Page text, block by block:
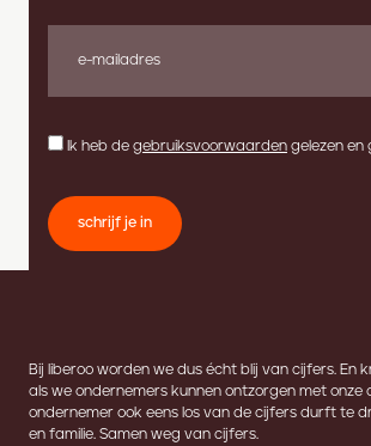
Ik heb de gebruiksvoorwaarden gelezen en
schrijf je in
Bij liberoo worden we dus écht blij van cijfers. En
als we ondernemers kunnen ontzorgen met onze
ondernemer ook eens los van de cijfers durft te
en familie. Samen weg van cijfers.